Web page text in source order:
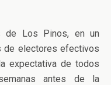
de Los Pinos, en un
de electores efectivos
expectativa de todos
antes de la